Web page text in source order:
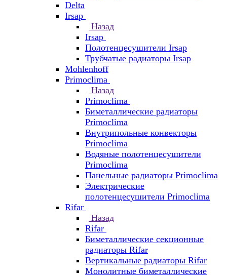
Delta
Irsap
Назад
Irsap
Полотенцесушители Irsap
Трубчатые радиаторы Irsap
Mohlenhoff
Primoclima
Назад
Primoclima
Биметаллические радиаторы
Primoclima
Внутрипольные конвекторы
Primoclima
Водяные полотенцесушители
Primoclima
Панельные радиаторы Primoclima
Электрические
полотенцесушители Primoclima
Rifar
Назад
Rifar
Биметаллические секционные
радиаторы Rifar
Вертикальные радиаторы Rifar
Монолитные биметаллические